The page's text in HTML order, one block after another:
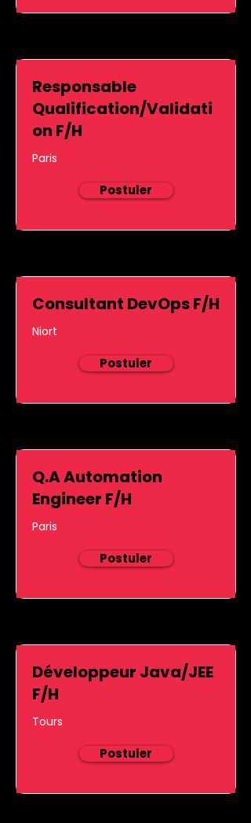
Responsable
Qualification/Validati
on F/H
Paris
Postuler
Consultant DevOps F/H
Niort
Postuler
Q.A Automation
Engineer F/H
Paris
Postuler
Développeur Java/JEE
F/H
Tours
Postuler